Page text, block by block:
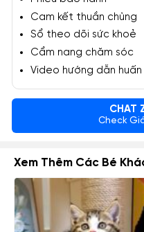
Cam kết thuần chủng
Sổ theo dõi sức khoẻ
Cẩm nang chăm sóc
Video hướng dẫn huấn
CHAT
Check
Xem Thêm Các Bé